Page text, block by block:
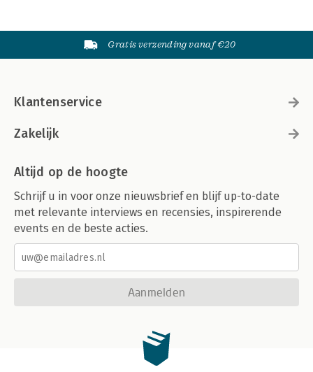
Gratis verzending vanaf €20
Klantenservice
Zakelijk
Altijd op de hoogte
Schrijf u in voor onze nieuwsbrief en blijf up-to-date
met relevante interviews en recensies, inspirerende
events en de beste acties.
Aanmelden